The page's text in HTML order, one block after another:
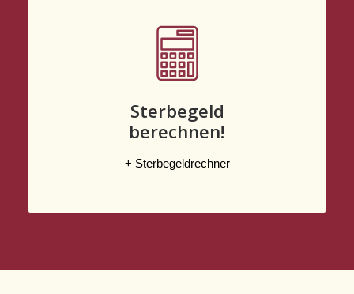
Sterbegeld
berechnen!
+ Sterbegeldrechner